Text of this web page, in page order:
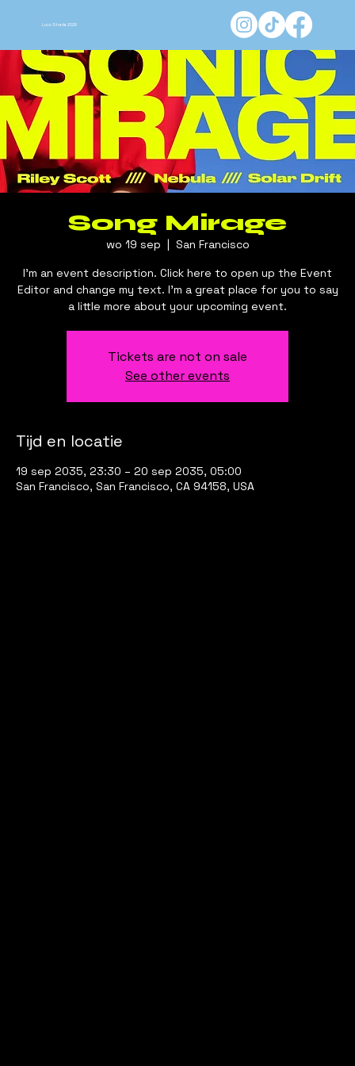
Loco Strada 2026
Song Mirage
wo 19 sep
  |
San Francisco
I’m an event description. Click here to open up the Event
Editor and change my text. I’m a great place for you to say
a little more about your upcoming event.
Tickets are not on sale
See other events
Tijd en locatie
19 sep 2035, 23:30 – 20 sep 2035, 05:00
San Francisco, San Francisco, CA 94158, USA